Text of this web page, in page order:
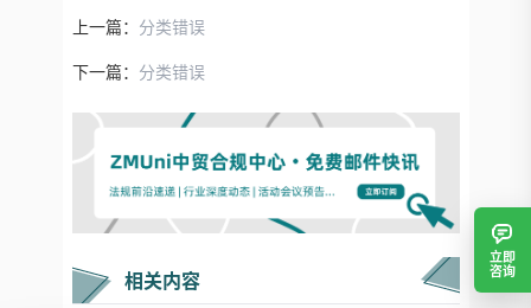
上一篇： 分类错误
下一篇： 分类错误
相关内容
立即
咨询